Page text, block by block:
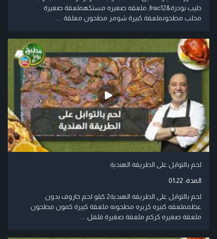
حليب بودرة&frac12; ملعقه صغيره مستكهملعقة صغيرة
محلب مطحونملعقة كبيرة شومر مطحون معلقة ....
لحم بالتوابل على الطريقة الهندية
المدة: 01:22
لحم بالتوابل على الطريقة الهندية2 كيلو لحم خاروف بدون
عظمملعقه كبيره كزبره مطحونه ملعقة كبيرة كمون مطحون
ملعقة صغيره كركم ملعقة صغيرة فلفل ....